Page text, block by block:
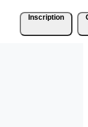
Inscription